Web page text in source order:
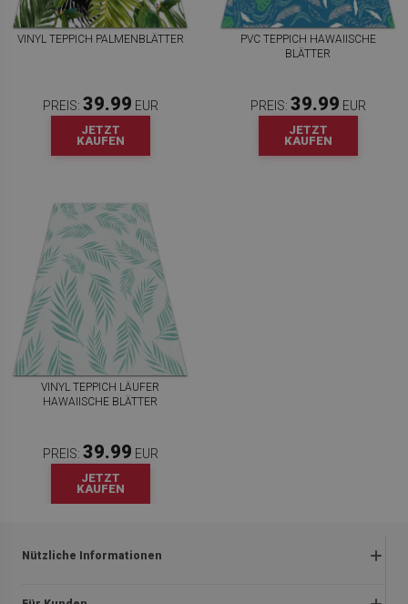
VINYL TEPPICH PALMENBLÄTTER
PREIS: 39.99 EUR
JETZT
KAUFEN
PVC TEPPICH HAWAIISCHE
BLÄTTER
PREIS: 39.99 EUR
JETZT
KAUFEN
VINYL TEPPICH LÄUFER
HAWAIISCHE BLÄTTER
PREIS: 39.99 EUR
JETZT
KAUFEN
Nützliche Informationen
Rückgabe und beanstandungen